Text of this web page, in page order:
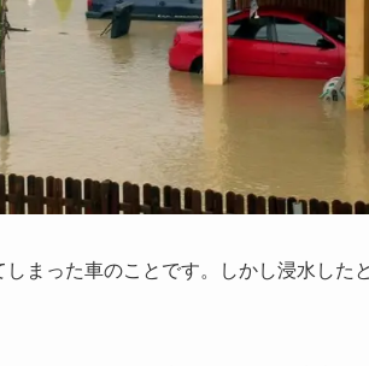
まった車のことです。しかし浸水した